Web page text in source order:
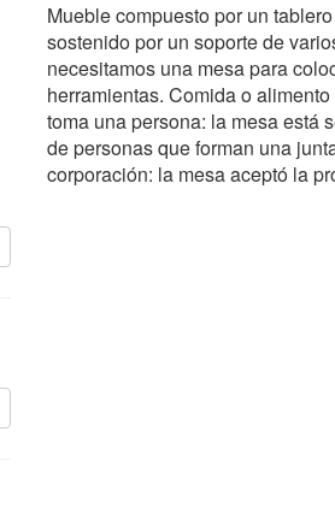
Mueble compuesto por un
sostenido por un soporte de
necesitamos una mesa para
herramientas. Comida o
toma una persona: la mesa está
de personas que forman una
corporación: la mesa aceptó la